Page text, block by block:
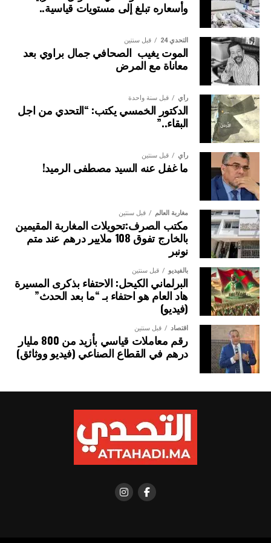
المتوكل؛والسيد كمال لحلو؛ والسيد عبد العزيز العلوي.
وأسعاره تبلغ إلى مستويات قياسية..
التحدي 24 قبل سنتين
الموت يغيب الصحافي جمال براوي بعد
معاناة مع المرض
رأي قبل سنة واحدة
الدكتور الخمسي يكتب: “التحدي من اجل
البقاء..”
رأي قبل سنتين
ما غفل عنه السيد مصطفى الرميد!
مغاربة العالم قبل سنتين
مكتب الصرف:تحويلات المغاربة المقيمين
بالخارج تفوق 108 ملايير درهم عند متم
نونبر
بالفيديو قبل سنتين
البرلماني الكيحل: الاحتفاء بذكرى المسيرة
هاد العام هو احتفاء بـ “ما بعد الحدث”
(فيديو)
اقتصاد قبل سنتين
رقم معاملات قياسي بأزيد من 800 مليار
درهم في القطاع الصناعي (فيديو ووثائق)